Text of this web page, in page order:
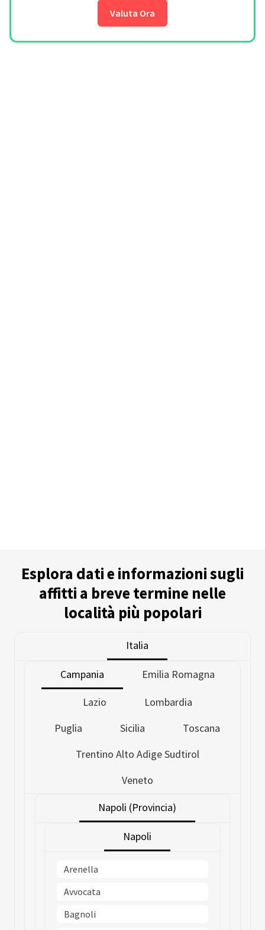
Valuta Ora
Esplora dati e informazioni sugli
affitti a breve termine nelle
località più popolari
Italia
Campania Emilia Romagna
Lazio
Lombardia
Puglia
Sicilia
Toscana
Trentino Alto Adige Sudtirol
Veneto
Napoli (Provincia)
Napoli
Arenella
Avvocata
Bagnoli